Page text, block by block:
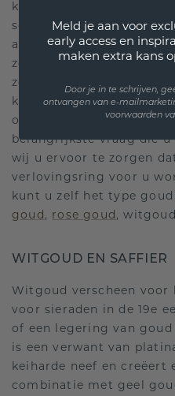
keuze door de glans van
schittering van
assortiment witgouden
zelf uw favoriete stenen
zelfs witgoud vervangen
kleur in elk van onze
onze online ontwerptool.
belangrijkste vraag die
wij u ervoor te zorgen
verlovingsring voor u
kunt u zelf het type
goud, rose goud,
WITGOUD EN SAFFIER
Witgoud verscheen voor
voor sieraden in de 19e
of een legering van
is een verwant van
keiharde neef en
combinatie met geel
Meld je aan voor
early access en
maken extra kans
Door je in te schrijven,
ontvangen van e-
voorwaarden